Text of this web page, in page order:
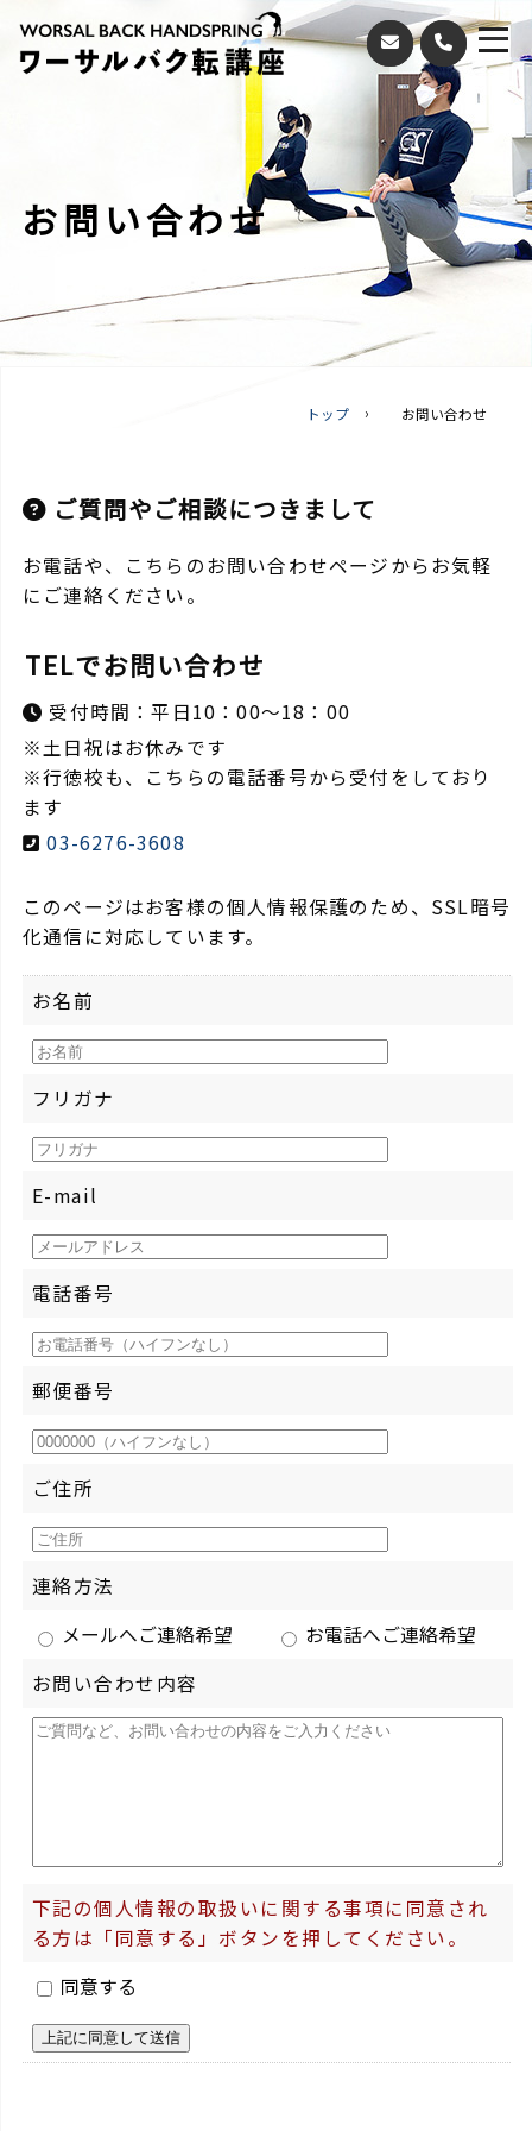
お問い合わせ
トップ お問い合わせ
ご質問やご相談につきまして
お電話や、こちらのお問い合わせページからお気軽
にご連絡ください。
TELでお問い合わせ
受付時間：平日10：00～18：00
※土日祝はお休みです
※行徳校も、こちらの電話番号から受付をしており
ます
03-6276-3608
このページはお客様の個人情報保護のため、SSL暗号
化通信に対応しています。
お名前
フリガナ
E-mail
電話番号
郵便番号
ご住所
連絡方法
メールへご連絡希望
お電話へご連絡希望
お問い合わせ内容
下記の個人情報の取扱いに関する事項に同意され
る方は「同意する」ボタンを押してください。
同意する